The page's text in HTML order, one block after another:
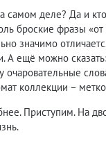
самом деле? Да и
броские фразы
значимо
А ещё можно
коллекции –
Приступим. На